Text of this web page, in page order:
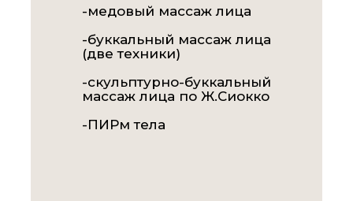
-медовый массаж лица
-буккальный массаж лица
(две техники)
-скульптурно-буккальный
массаж лица по Ж.Сиокко
-ПИРм тела